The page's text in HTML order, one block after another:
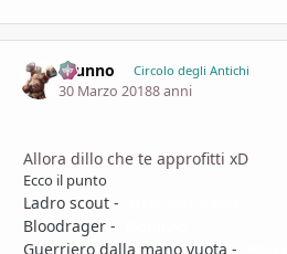
brunno Circolo degli Antichi
30 Marzo 20188 anni
Allora dillo che te approfitti xD
Ecco il punto
Ladro scout -
Bloodrager -
Guerriero dalla mano vuota -